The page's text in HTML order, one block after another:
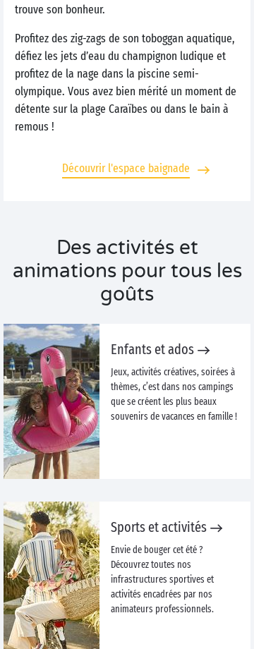
trouve son bonheur.
Profitez des zig-zags de son toboggan aquatique,
défiez les jets d’eau du champignon ludique et
profitez de la nage dans la piscine semi-
olympique. Vous avez bien mérité un moment de
détente sur la plage Caraïbes ou dans le bain à
remous !
Découvrir l'espace baignade
Des activités et
animations pour tous les
goûts
Enfants et ados
Jeux, activités créatives, soirées à
thèmes, c’est dans nos campings
que se créent les plus beaux
souvenirs de vacances en famille !
Sports et activités
Envie de bouger cet été ?
Découvrez toutes nos
infrastructures sportives et
activités encadrées par nos
animateurs professionnels.